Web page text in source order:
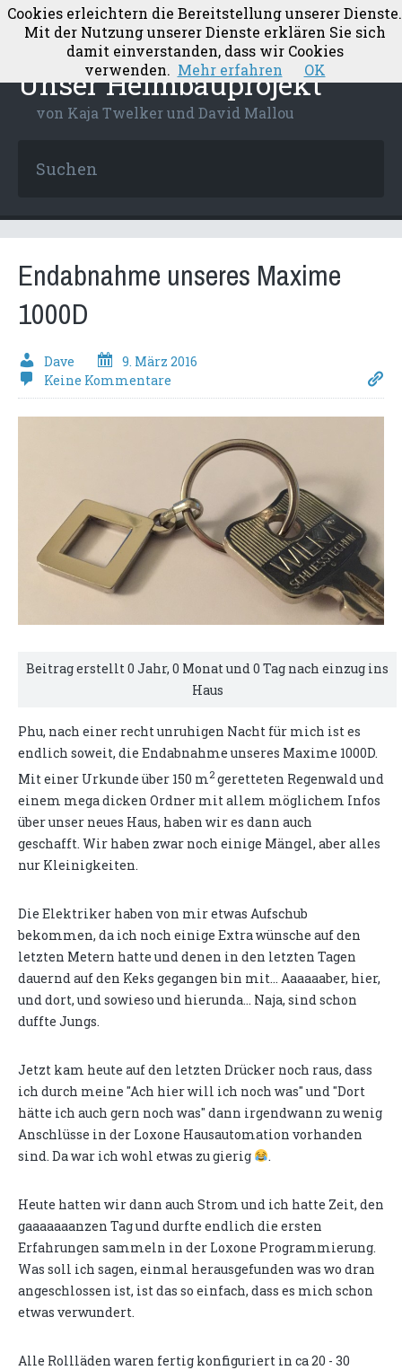
Unser Heimbauprojekt
von Kaja Twelker und David Mallou
Endabnahme unseres Maxime
1000D
Dave
9. März 2016
Keine Kommentare
Beitrag erstellt 0 Jahr, 0 Monat und 0 Tag nach einzug ins
Haus
Phu, nach einer recht unruhigen Nacht für mich ist es
endlich soweit, die Endabnahme unseres Maxime 1000D.
Mit einer Urkunde über 150 m2 geretteten Regenwald und
einem mega dicken Ordner mit allem möglichem Infos
über unser neues Haus, haben wir es dann auch
geschafft. Wir haben zwar noch einige Mängel, aber alles
nur Kleinigkeiten.
Die Elektriker haben von mir etwas Aufschub
bekommen, da ich noch einige Extra wünsche auf den
letzten Metern hatte und denen in den letzten Tagen
dauernd auf den Keks gegangen bin mit... Aaaaaaber, hier,
und dort, und sowieso und hierunda... Naja, sind schon
duffte Jungs.
Jetzt kam heute auf den letzten Drücker noch raus, dass
ich durch meine "Ach hier will ich noch was" und "Dort
hätte ich auch gern noch was" dann irgendwann zu wenig
Anschlüsse in der Loxone Hausautomation vorhanden
sind. Da war ich wohl etwas zu gierig
.
Heute hatten wir dann auch Strom und ich hatte Zeit, den
gaaaaaaanzen Tag und durfte endlich die ersten
Erfahrungen sammeln in der Loxone Programmierung.
Was soll ich sagen, einmal herausgefunden was wo dran
angeschlossen ist, ist das so einfach, dass es mich schon
etwas verwundert.
Alle Rollläden waren fertig konfiguriert in ca 20 - 30
Cookies erleichtern die Bereitstellung unserer Dienste.
Mit der Nutzung unserer Dienste erklären Sie sich
damit einverstanden, dass wir Cookies
verwenden. Mehr erfahren OK